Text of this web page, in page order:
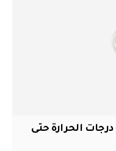
درجات الحرارة حتى